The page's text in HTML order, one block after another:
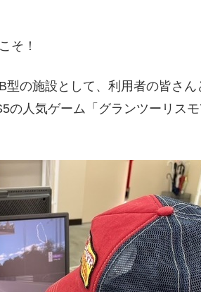
そ！
の施設として、利用者の皆さ
の人気ゲーム「グランツーリス